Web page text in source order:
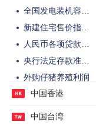
全国发电装机容量年率-年初至今
新建住宅售价指数年率-未季调
人民币各项贷款余额年率
央行法定存款准备金率
外购仔猪养殖利润
自繁自养生猪养殖利润
全年GDP年率-不变价计
中国香港
中国台湾